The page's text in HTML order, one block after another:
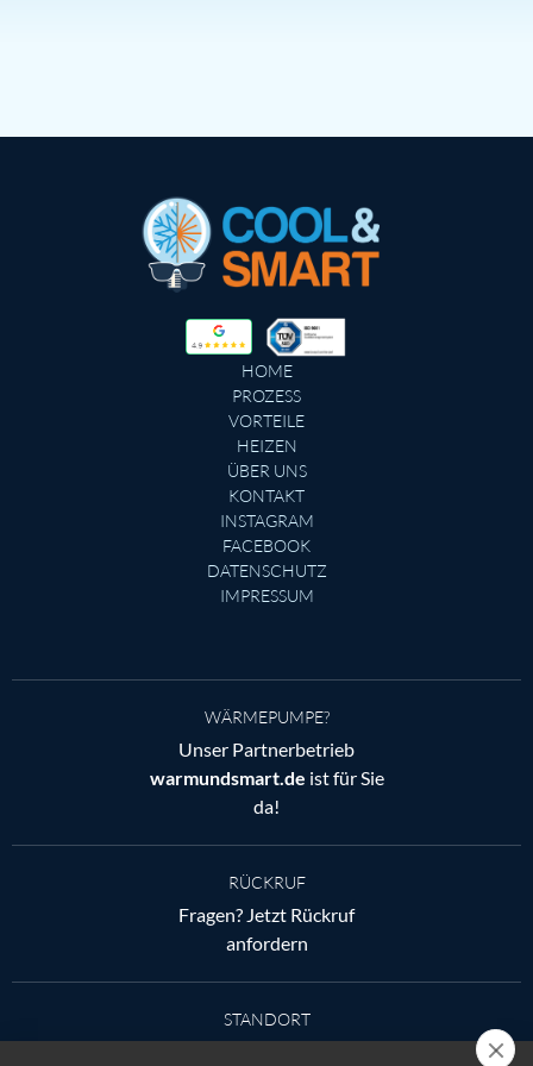
HOME
PROZESS
VORTEILE
HEIZEN
ÜBER UNS
KONTAKT
INSTAGRAM
FACEBOOK
DATENSCHUTZ
IMPRESSUM
WÄRMEPUMPE?
Unser Partnerbetrieb
warmundsmart.de ist für Sie
da!
RÜCKRUF
Fragen? Jetzt Rückruf
anfordern
STANDORT